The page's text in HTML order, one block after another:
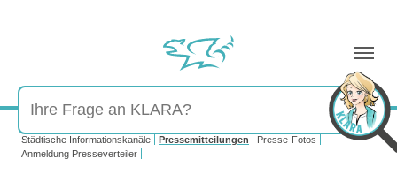
Sie sind hier:
Städtische Informationskanäle Pressemitteilungen
Presse-Fotos
Anmeldung Presseverteiler